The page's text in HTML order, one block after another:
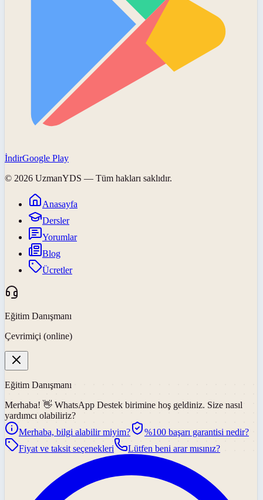
İndirGoogle Play
© 2026 UzmanYDS — Tüm hakları saklıdır.
Anasayfa
Dersler
Yorumlar
Blog
Ücretler
Eğitim Danışmanı
Çevrimiçi (online)
Eğitim Danışmanı
Merhaba! 👋 WhatsApp Destek birimine hoş geldiniz. Size nasıl
yardımcı olabiliriz?
Merhaba, bilgi alabilir miyim?
%100 başarı garantisi nedir?
Fiyat ve taksit seçenekleri
Lütfen beni arar mısınız?